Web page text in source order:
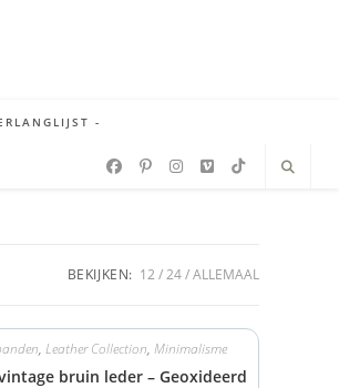
-
BEKIJKEN: 12 24 ALLEMAAL
,Leather Collection,Minimalisme
bruin leder – Geoxideerd